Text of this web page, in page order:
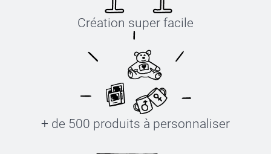
Création super facile
+ de 500 produits à personnaliser